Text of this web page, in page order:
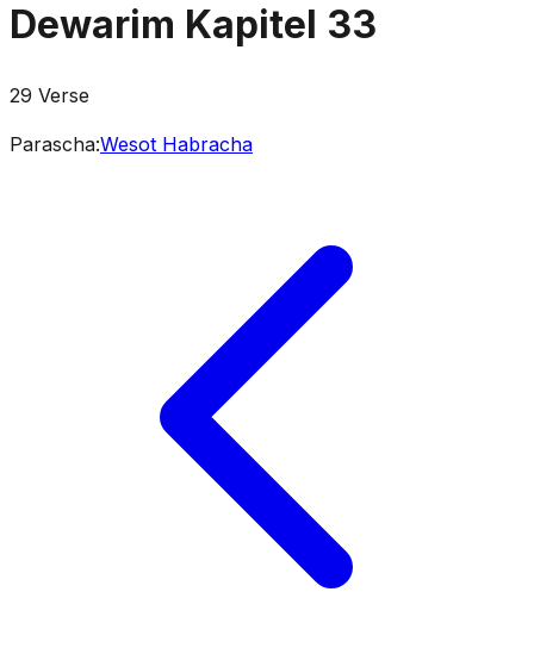
Dewarim Kapitel 33
29 Verse
Parascha:Wesot Habracha